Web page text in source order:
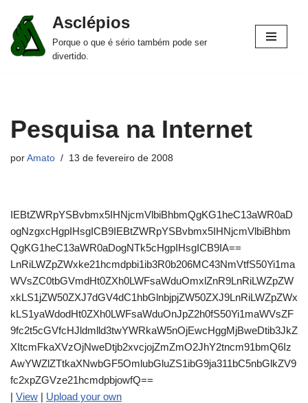
Pular
para
Asclépios
Porque o que é sério também pode ser
divertido.
Pesquisa na Internet
por Amato 13 de fevereiro de 2008
IEBtZWRpYSBvbmx5IHNjcmVlbiBhbmQgKG1heC13aWR0aD
ogNzgxcHgpIHsgICB9IEBtZWRpYSBvbmx5IHNjcmVlbiBhbm
QgKG1heC13aWR0aDogNTk5cHgpIHsgICB9IA==
LnRiLWZpZWxke21hcmdpbi1ib3R0b206MC43NmVtfS50Yi1ma
WVsZC0tbGVmdHt0ZXh0LWFsaWduOmxlZnR9LnRiLWZpZW
xkLS1jZW50ZXJ7dGV4dC1hbGlnbjpjZW50ZXJ9LnRiLWZpZWx
kLS1yaWdodHt0ZXh0LWFsaWduOnJpZ2h0fS50Yi1maWVsZF
9fc2t5cGVfcHJldmlld3twYWRkaW5nOjEwcHggMjBweDtib3JkZ
XItcmFkaXVzOjNweDtjb2xvcjojZmZmO2JhY2tncm91bmQ6Iz
AwYWZlZTtkaXNwbGF5OmlubGluZS1ibG9ja311bC5nbGlkZV9
fc2xpZGVze21hcmdpbjowfQ==
| View | Upload your own